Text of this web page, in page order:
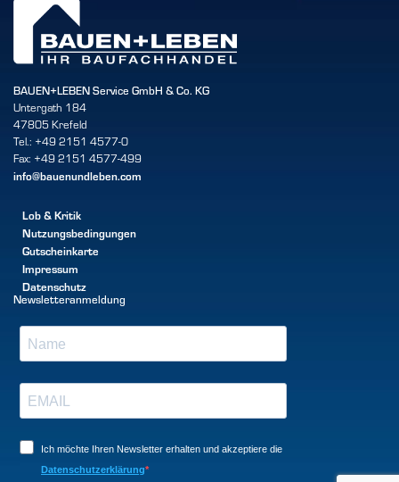
BAUEN+LEBEN Service GmbH & Co. KG
Untergath 184
47805 Krefeld
Tel.: +49 2151 4577-0
Fax: +49 2151 4577-499
info@bauenundleben.com
Lob & Kritik
Nutzungsbedingungen
Gutscheinkarte
Impressum
Datenschutz
Newsletteranmeldung
Ich möchte Ihren Newsletter erhalten und akzeptiere die
Datenschutzerklärung